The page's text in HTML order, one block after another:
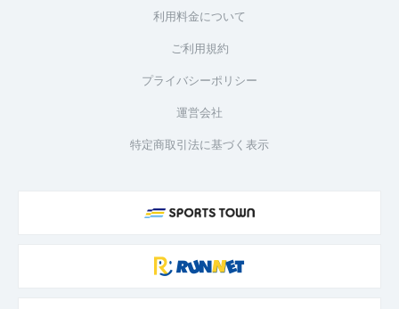
利用料金について
ご利用規約
プライバシーポリシー
運営会社
特定商取引法に基づく表示